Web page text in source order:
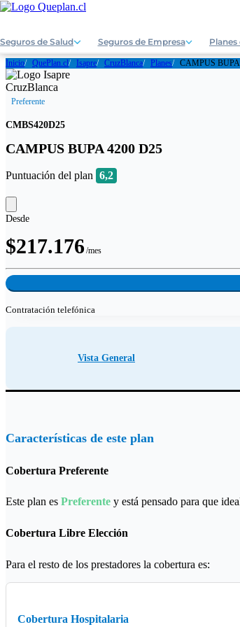
Seguros de Salud Seguros de Empresa Planes
Inicio QuePlan.cl Isapre CruzBlanca Planes CAMPUS
Preferente
CMBS420D25
CAMPUS BUPA 4200 D25
Puntuación del plan 6,2
Desde
$217.176/mes
Contratación telefónica
Vista General
Características de este plan
Cobertura Preferente
Este plan es Preferente y está pensado para que
Cobertura Libre Elección
Para el resto de los prestadores la cobertura es:
Cobertura Hospitalaria